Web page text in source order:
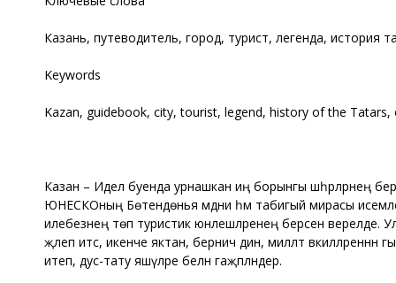
Казань, путеводитель, город, турист, легенда,
Keywords
Kazan, guidebook, city, tourist, legend, history of the Tatars,
Казан – Идел буенда урнашкан иң борынгы шәһәрләрнең
ЮНЕСКОның Бөтендөнья мәдәни һәм табигый мирасы
илебезнең төп туристик юнәлешләренең берсенә
җәлеп итсә, икенче яктан, берничә дин, милләт
итеп, дус-тату яшәүләре белән гаҗәпләндерә.